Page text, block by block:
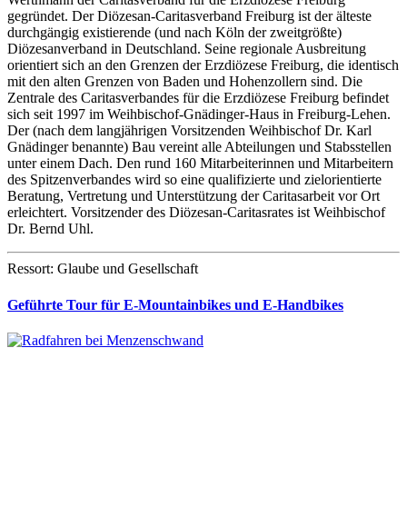
gegründet. Der Diözesan-Caritasverband Freiburg ist der älteste
durchgängig existierende (und nach Köln der zweitgrößte)
Diözesanverband in Deutschland. Seine regionale Ausbreitung
orientiert sich an den Grenzen der Erzdiözese Freiburg, die identisch
mit den alten Grenzen von Baden und Hohenzollern sind. Die
Zentrale des Caritasverbandes für die Erzdiözese Freiburg befindet
sich seit 1997 im Weihbischof-Gnädinger-Haus in Freiburg-Lehen.
Der (nach dem langjährigen Vorsitzenden Weihbischof Dr. Karl
Gnädinger benannte) Bau vereint alle Abteilungen und Stabsstellen
unter einem Dach. Den rund 160 Mitarbeiterinnen und Mitarbeitern
des Spitzenverbandes wird so eine qualifizierte und zielorientierte
Beratung, Vertretung und Unterstützung der Caritasarbeit vor Ort
erleichtert. Vorsitzender des Diözesan-Caritasrates ist Weihbischof
Dr. Bernd Uhl.
Ressort: Glaube und Gesellschaft
Geführte Tour für E-Mountainbikes und E-Handbikes